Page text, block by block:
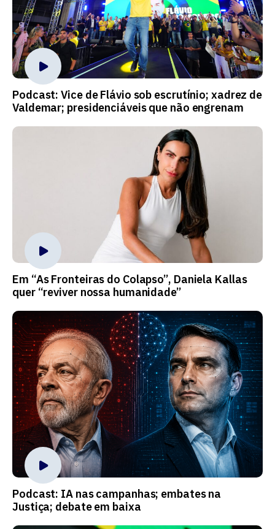
Podcast: Vice de Flávio sob escrutínio; xadrez de
Valdemar; presidenciáveis que não engrenam
Em “As Fronteiras do Colapso”, Daniela Kallas
quer “reviver nossa humanidade”
Podcast: IA nas campanhas; embates na
Justiça; debate em baixa